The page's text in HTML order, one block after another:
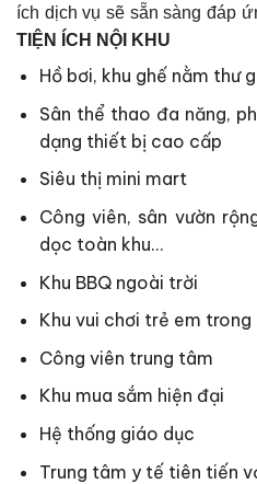
ích dịch vụ sẽ sẵn sàng đáp
TIỆN ÍCH NỘI KHU
Hồ bơi, khu ghế nằm thư
Sân thể thao đa năng,
dạng thiết bị cao cấp
Siêu thị mini mart
Công viên, sân vườn
dọc toàn khu…
Khu BBQ ngoài trời
Khu vui chơi trẻ em
Công viên trung tâm
Khu mua sắm hiện đại
Hệ thống giáo dục
Trung tâm y tế tiên tiến